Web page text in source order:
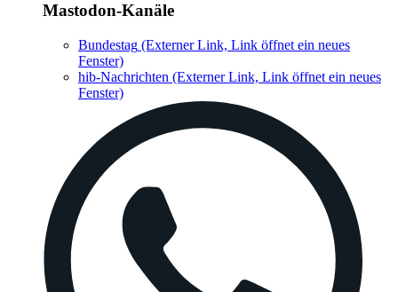
Mastodon-Kanäle
Bundestag (Externer Link, Link öffnet ein neues
Fenster)
hib-Nachrichten (Externer Link, Link öffnet ein neues
Fenster)